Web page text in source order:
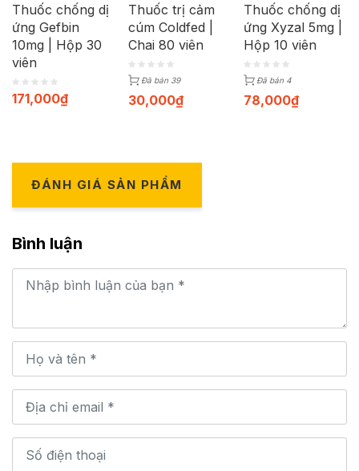
Thuốc chống dị
ứng Gefbin
10mg | Hộp 30
viên
171,000₫
Thuốc trị cảm
cúm Coldfed |
Chai 80 viên
Đã bán 39
30,000₫
Thuốc chống dị
ứng Xyzal 5mg |
Hộp 10 viên
Đã bán 4
78,000₫
ĐÁNH GIÁ SẢN PHẨM
Bình luận